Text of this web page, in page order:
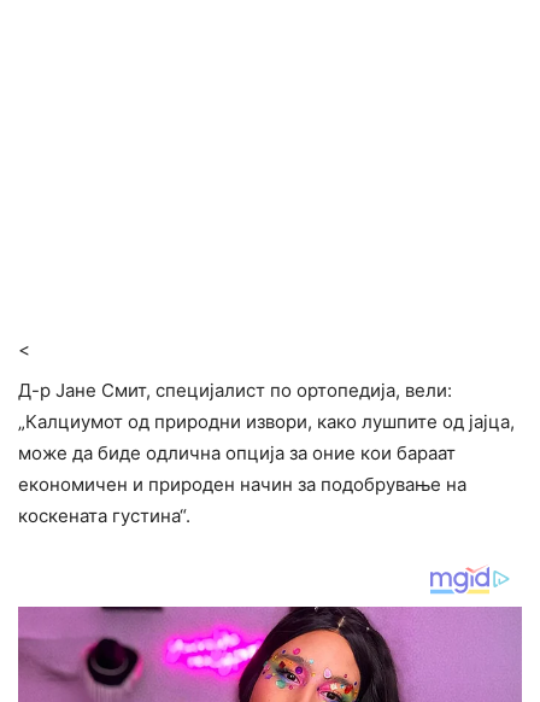
<
Д-р Јане Смит, специјалист по ортопедија, вели:
„Калциумот од природни извори, како лушпите од јајца,
може да биде одлична опција за оние кои бараат
економичен и природен начин за подобрување на
коскената густина“.